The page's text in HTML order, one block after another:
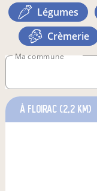
légumes
crèmerie
Ma commune
à Floirac (2,2 km)